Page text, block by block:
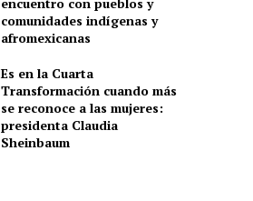
comunidades indígenas y
afromexicanas
Es en la Cuarta
Transformación cuando más
se reconoce a las mujeres:
presidenta Claudia
Sheinbaum